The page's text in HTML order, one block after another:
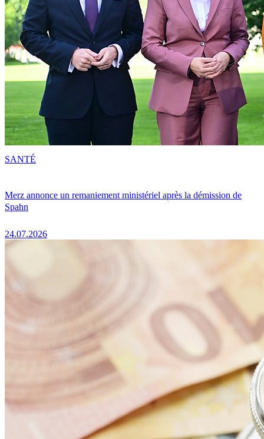
Merz annonce un remaniement ministériel après la démission de
Spahn
24.07.2026
SANTÉ